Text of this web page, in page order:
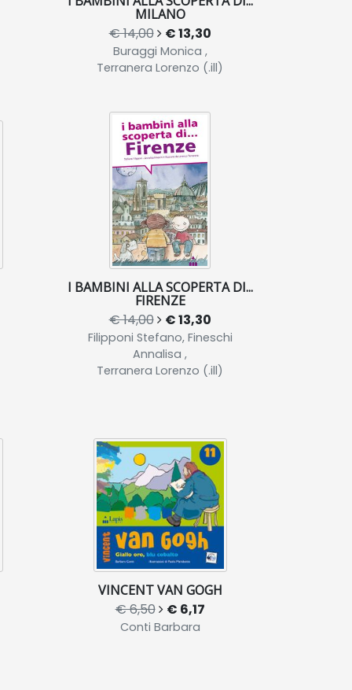
MILANO
€ 14,00 € 13,30
Buraggi Monica ,
Terranera Lorenzo (.ill)
I BAMBINI ALLA SCOPERTA DI...
FIRENZE
€ 14,00 € 13,30
Filipponi Stefano, Fineschi
Annalisa ,
Terranera Lorenzo (.ill)
VINCENT VAN GOGH
€ 6,50 € 6,17
Conti Barbara